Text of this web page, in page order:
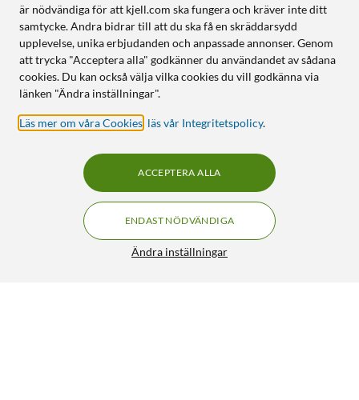
är nödvändiga för att kjell.com ska fungera och kräver inte ditt
samtycke. Andra bidrar till att du ska få en skräddarsydd
upplevelse, unika erbjudanden och anpassade annonser. Genom
att trycka "Acceptera alla" godkänner du användandet av sådana
cookies. Du kan också välja vilka cookies du vill godkänna via
länken "Ändra inställningar".
Läs mer om våra Cookies läs vår Integritetspolicy.
Ändra inställningar
ENDAST NÖDVÄNDIGA
ACCEPTERA ALLA